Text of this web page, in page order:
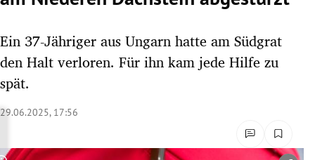
Untermenü
Untermenü
Ein 37-Jähriger aus Ungarn hatte am Südgrat
den Halt verloren. Für ihn kam jede Hilfe zu
spät.
29.06.2025, 17:56